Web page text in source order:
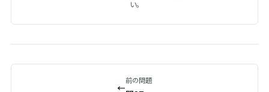
い。
←
前の問題